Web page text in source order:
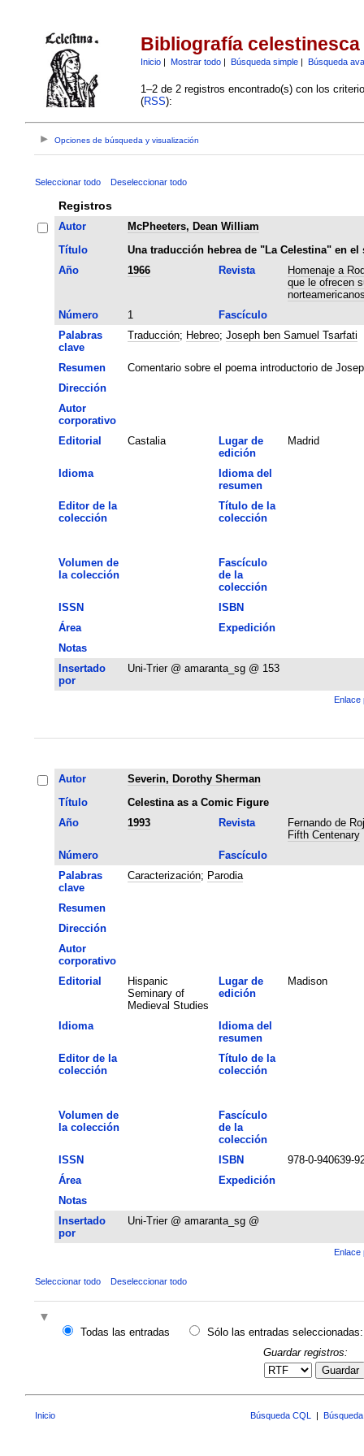
Bibliografía celestinesca
Inicio| Mostrar todo| Búsqueda simple| Búsqueda
1–2 de 2 registros encontrado(s) con los
(RSS):
Opciones de búsqueda y visualización
Seleccionar todo Deseleccionar todo
Registros
Autor
McPheeters, Dean William
Título
Una traducción hebrea de "La Celestina" en el
Año
1966 Revista
Homenaje a
que le ofrecen
Número
1
Fascículo
Palabras
clave
Traducción; Hebreo; Joseph ben Samuel Tsarfati
Resumen
Comentario sobre el poema introductorio de
Dirección
Autor
corporativo
Editorial
Castalia
Lugar de
edición
Madrid
Idioma
Idioma del
resumen
Editor de la
colección
Título de la
colección
Volumen de
la colección
Fascículo
de la
colección
ISSN
ISBN
Área
Expedición
Notas
Insertado
por
Uni-Trier @ amaranta_sg @ 153
Enlace
Autor
Severin, Dorothy Sherman
Título
Celestina as a Comic Figure
Año
1993 Revista
Fernando de
Fifth Centenary
Número
Fascículo
Palabras
clave
Caracterización; Parodia
Resumen
Dirección
Autor
corporativo
Editorial
Hispanic
Seminary of
Medieval Studies
Lugar de
edición
Madison
Idioma
Idioma del
resumen
Editor de la
colección
Título de la
colección
Volumen de
la colección
Fascículo
de la
colección
ISSN
ISBN
978-0-940639-
Área
Expedición
Notas
Insertado
por
Uni-Trier @ amaranta_sg @
Enlace
Seleccionar todo Deseleccionar todo
Todas las entradas
Sólo las entradas seleccionadas:
Guardar registros:
Guardar
Inicio Búsqueda CQL